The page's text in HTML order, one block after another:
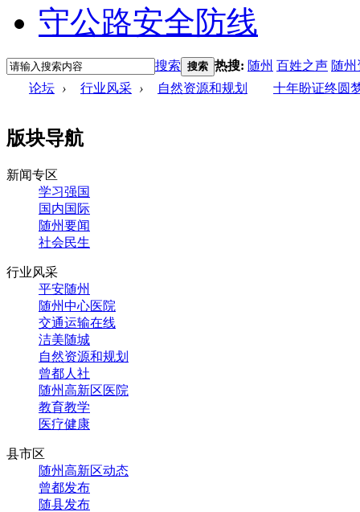
搜索 搜索 热搜: 随州 百姓之声 随
论坛 › 行业风采 › 自然资源和规划 十年盼证终圆
版块导航
新闻专区
学习强国
国内国际
随州要闻
社会民生
行业风采
平安随州
随州中心医院
交通运输在线
洁美随城
自然资源和规划
曾都人社
随州高新区医院
教育教学
医疗健康
县市区
随州高新区动态
曾都发布
随县发布